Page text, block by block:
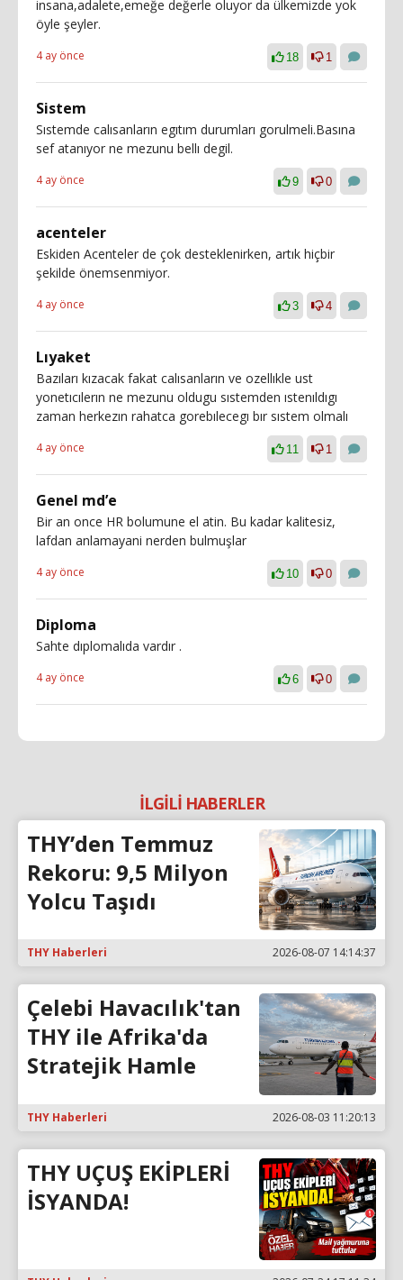
insana,adalete,emeğe değerle oluyor da ülkemizde yok
öyle şeyler.
4 ay önce 18 1
Sistem
Sıstemde calısanların egıtım durumları gorulmeli.Basına
sef atanıyor ne mezunu bellı degil.
4 ay önce 9 0
acenteler
Eskiden Acenteler de çok desteklenirken, artık hiçbir
şekilde önemsenmiyor.
4 ay önce 3 4
Lıyaket
Bazıları kızacak fakat calısanların ve ozellıkle ust
yonetıcılerın ne mezunu oldugu sıstemden ıstenıldıgı
zaman herkezın rahatca gorebılecegı bır sıstem olmalı
4 ay önce 11 1
Genel md’e
Bir an once HR bolumune el atin. Bu kadar kalitesiz,
lafdan anlamayani nerden bulmuşlar
4 ay önce 10 0
Diploma
Sahte dıplomalıda vardır .
4 ay önce 6 0
İLGİLİ HABERLER
THY’den Temmuz
Rekoru: 9,5 Milyon
Yolcu Taşıdı
THY Haberleri 2026-08-07 14:14:37
Çelebi Havacılık'tan
THY ile Afrika'da
Stratejik Hamle
THY Haberleri 2026-08-03 11:20:13
THY UÇUŞ EKİPLERİ
İSYANDA!